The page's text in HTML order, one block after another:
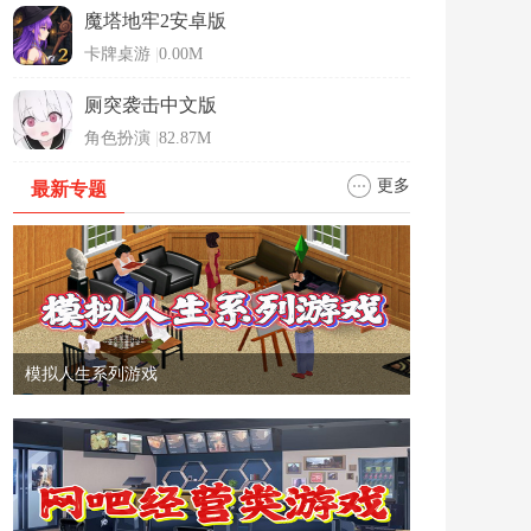
魔塔地牢2安卓版
卡牌桌游 0.00M
厕突袭击中文版
角色扮演 82.87M
最新专题 更多
模拟人生系列游戏